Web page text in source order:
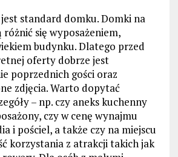
standard domku. Domki na
się wyposażeniem,
budynku. Dlatego przed
oferty dobrze jest
poprzednich gości oraz
zdjęcia. Warto dopytać
– np. czy aneks kuchenny
czy w cenę wynajmu
i pościel, a także czy na miejscu
korzystania z atrakcji takich jak